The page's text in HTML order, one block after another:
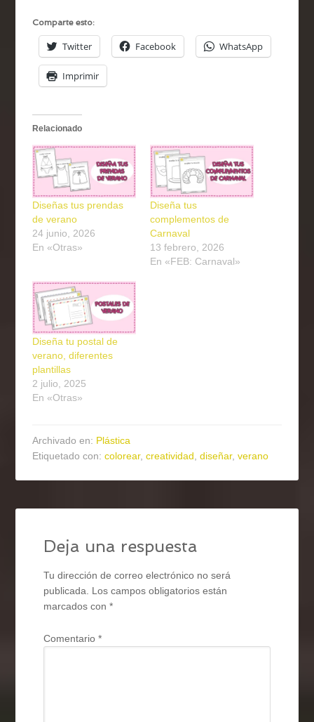
Comparte esto:
Twitter Facebook WhatsApp
Imprimir
Relacionado
Diseñas tus prendas
de verano
24 junio, 2026
En «Otras»
Diseña tus
complementos de
Carnaval
13 febrero, 2026
En «FEB: Carnaval»
Diseña tu postal de
verano, diferentes
plantillas
2 julio, 2025
En «Otras»
Archivado en: Plástica
Etiquetado con:colorear,creatividad,diseñar,verano
Deja una respuesta
Tu dirección de correo electrónico no será
publicada. Los campos obligatorios están
marcados con*
Comentario*